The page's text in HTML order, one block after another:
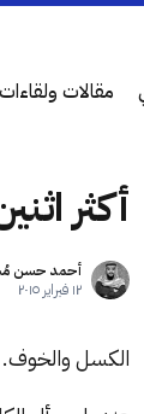
مقالات
أكثر
أحمد حسن
١٢ فبراير ٢٠١٥
الكسل والخوف.